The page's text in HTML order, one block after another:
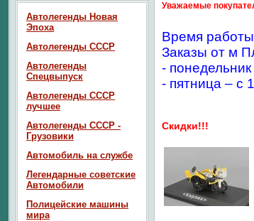
Уважаемые
Время
Заказы от м
-
- пятница – с
Скидки!!!
Автолегенды Новая
Эпоха
Автолегенды СССР
Автолегенды
Спецвыпуск
Автолегенды СССР
лучшее
Автолегенды СССР -
Грузовики
Автомобиль на службе
Легендарные советские
Автомобили
Полицейские машины
мира